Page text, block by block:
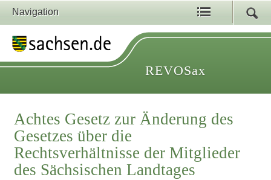
Navigation
REVOSax
Achtes Gesetz zur Änderung des
Gesetzes über die
Rechtsverhältnisse der Mitglieder
des Sächsischen Landtages